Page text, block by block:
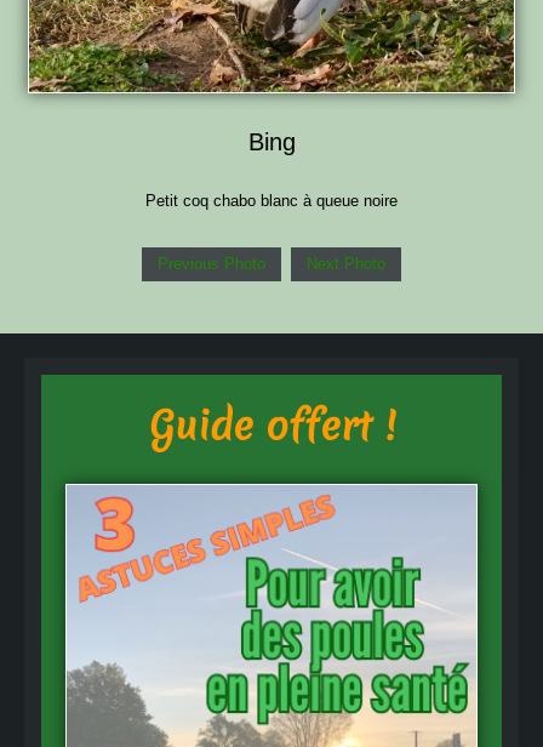
Bing
Petit coq chabo blanc à queue noire
Previous Photo Next Photo
Guide offert !